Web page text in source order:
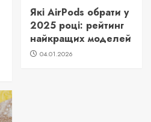
Які AirPods обрати у
2025 році: рейтинг
найкращих моделей
04.01.2026